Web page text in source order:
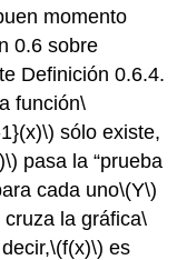
momento
0.6 sobre
Definición 0.6.4.
función\
sólo existe,
pasa la “prueba
cada uno\(Y\)
cruza la gráfica\
\(f(x)\) es